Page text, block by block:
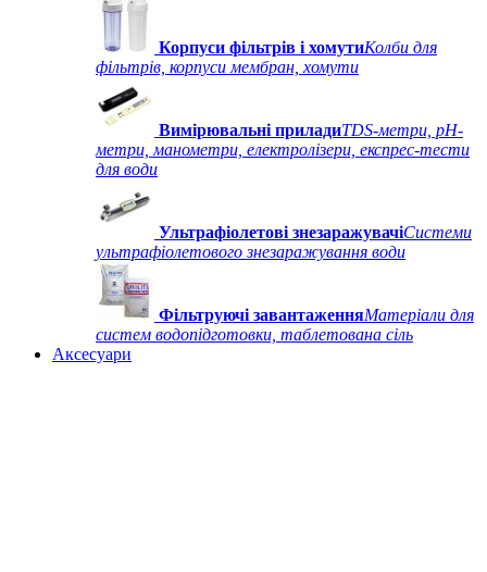
Корпуси фільтрів і хомутиКолби для
фільтрів, корпуси мембран, хомути
Вимірювальні приладиTDS-метри, рН-
метри, манометри, електролізери, експрес-тести
для води
Ультрафіолетові знезаражувачіСистеми
ультрафіолетового знезаражування води
Фільтруючі завантаженняМатеріали для
систем водопідготовки, таблетована сіль
Аксесуари